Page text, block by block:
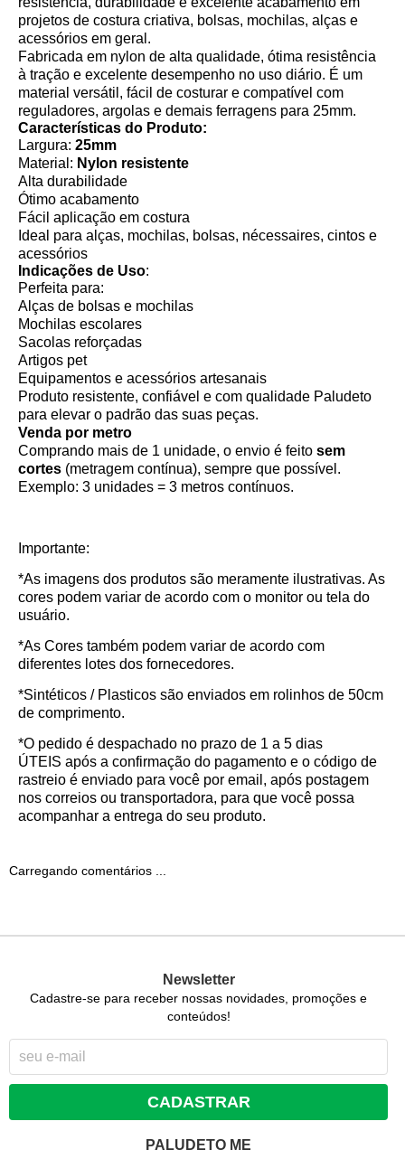
projetos de costura criativa, bolsas, mochilas, alças e
acessórios em geral.
Fabricada em nylon de alta qualidade, ótima resistência
à tração e excelente desempenho no uso diário. É um
material versátil, fácil de costurar e compatível com
reguladores, argolas e demais ferragens para 25mm.
Características do Produto:
Largura: 25mm
Material: Nylon resistente
Alta durabilidade
Ótimo acabamento
Fácil aplicação em costura
Ideal para alças, mochilas, bolsas, nécessaires, cintos e
acessórios
Indicações de Uso:
Perfeita para:
Alças de bolsas e mochilas
Mochilas escolares
Sacolas reforçadas
Artigos pet
Equipamentos e acessórios artesanais
Produto resistente, confiável e com qualidade Paludeto
para elevar o padrão das suas peças.
Venda por metro
Comprando mais de 1 unidade, o envio é feito sem
cortes (metragem contínua), sempre que possível.
Exemplo: 3 unidades = 3 metros contínuos.
Importante:
*As imagens dos produtos são meramente ilustrativas. As
cores podem variar de acordo com o monitor ou tela do
usuário.
*As Cores também podem variar de acordo com
diferentes lotes dos fornecedores.
*Sintéticos / Plasticos são enviados em rolinhos de 50cm
de comprimento.
*O pedido é despachado no prazo de 1 a 5 dias
ÚTEIS após a confirmação do pagamento e o código de
rastreio é enviado para você por email, após postagem
nos correios ou transportadora, para que você possa
acompanhar a entrega do seu produto.
Carregando comentários ...
Newsletter
Cadastre-se para receber nossas novidades, promoções e
conteúdos!
CADASTRAR
PALUDETO ME